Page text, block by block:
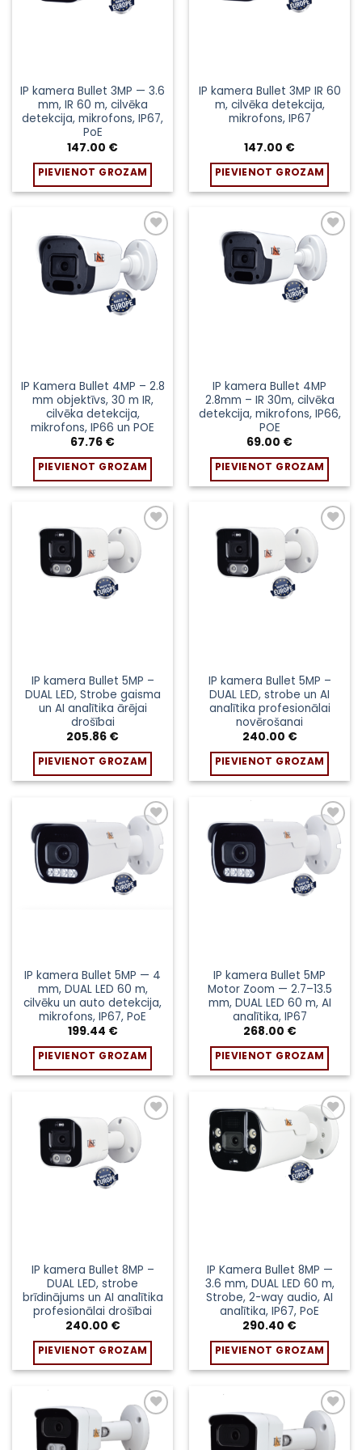
IP kamera Bullet 3MP — 3.6
mm, IR 60 m, cilvēka
detekcija, mikrofons, IP67,
PoE
147.00 €
PIEVIENOT GROZAM
IP kamera Bullet 3MP IR 60
m, cilvēka detekcija,
mikrofons, IP67
147.00 €
PIEVIENOT GROZAM
Pievienot
sarakstam
IP Kamera Bullet 4MP – 2.8
mm objektīvs, 30 m IR,
cilvēka detekcija,
mikrofons, IP66 un POE
67.76 €
PIEVIENOT GROZAM
Pievienot
sarakstam
IP kamera Bullet 4MP
2.8mm – IR 30m, cilvēka
detekcija, mikrofons, IP66,
POE
69.00 €
PIEVIENOT GROZAM
Pievienot
sarakstam
IP kamera Bullet 5MP –
DUAL LED, Strobe gaisma
un AI analītika ārējai
drošībai
205.86 €
PIEVIENOT GROZAM
Pievienot
sarakstam
IP kamera Bullet 5MP –
DUAL LED, strobe un AI
analītika profesionālai
novērošanai
240.00 €
PIEVIENOT GROZAM
Pievienot
sarakstam
IP kamera Bullet 5MP — 4
mm, DUAL LED 60 m,
cilvēku un auto detekcija,
mikrofons, IP67, PoE
199.44 €
PIEVIENOT GROZAM
Pievienot
sarakstam
IP kamera Bullet 5MP
Motor Zoom — 2.7–13.5
mm, DUAL LED 60 m, AI
analītika, IP67
268.00 €
PIEVIENOT GROZAM
Pievienot
sarakstam
IP kamera Bullet 8MP –
DUAL LED, strobe
brīdinājums un AI analītika
profesionālai drošībai
240.00 €
PIEVIENOT GROZAM
Pievienot
sarakstam
IP Kamera Bullet 8MP —
3.6 mm, DUAL LED 60 m,
Strobe, 2-way audio, AI
analītika, IP67, PoE
290.40 €
PIEVIENOT GROZAM
Pievienot
sarakstam
Pievienot
sarakstam